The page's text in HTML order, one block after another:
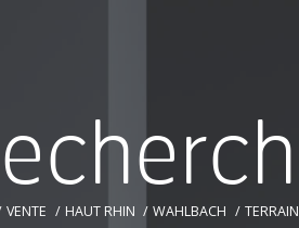
echerch
VENTE HAUT RHIN WAHLBACH TERRAIN